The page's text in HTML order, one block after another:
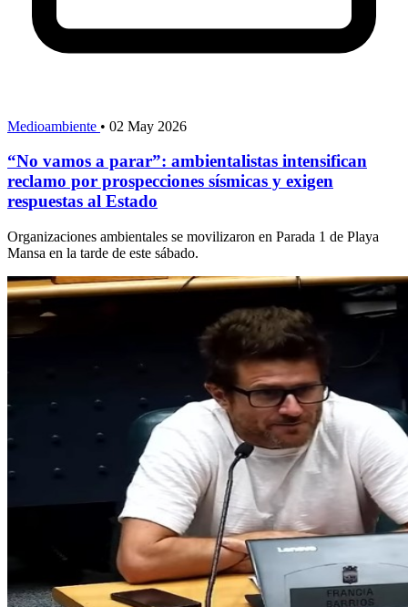
Medioambiente • 02 May 2026
“No vamos a parar”: ambientalistas intensifican
reclamo por prospecciones sísmicas y exigen
respuestas al Estado
Organizaciones ambientales se movilizaron en Parada 1 de Playa
Mansa en la tarde de este sábado.